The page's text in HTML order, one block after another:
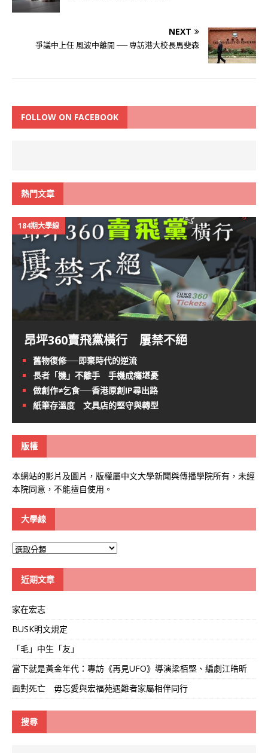
NEXT
爭議中上任 風波中離開 ── 專訪港大校長馬斐森
FOLLOW ON FACEBOOK
熱門文章
184期大學線
昂坪360賣飛黨橫行 屢禁不絕
舊物復修──即棄時代的逆流
長者「機」不離手 手機成癮堪憂
做創作≠乞食──香港原創IP尋出路
紙筆存溫度 文具店的堅守與轉型
版權
本網站的影片及圖片，版權屬中文大學新聞與傳播學院所有，未經
本院同意，不能擅自使用。
大學線
大
近期文章
家在宏志
BUSK明文規定
「毛」中生「友」
當下就是黃金年代：專訪《再見UFO》導演梁栢堅、編劇江皓昕
面對死亡 毋忘愛與宏福苑遇難者家屬相伴同行
搜尋